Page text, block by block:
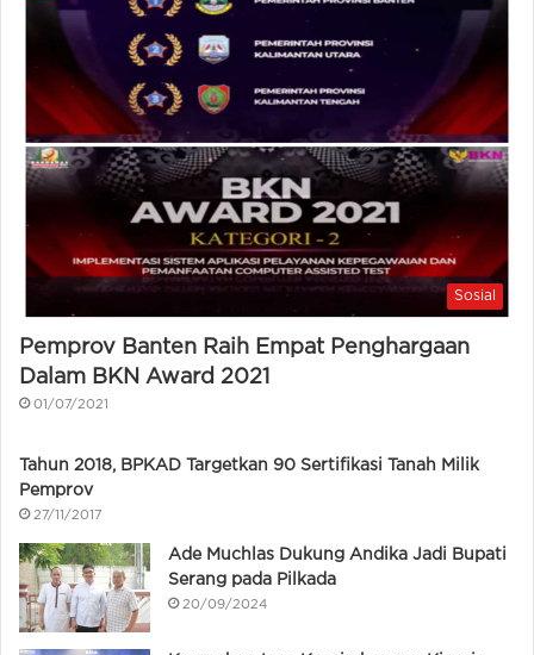
Sosial
Pemprov Banten Raih Empat Penghargaan
Dalam BKN Award 2021
01/07/2021
Tahun 2018, BPKAD Targetkan 90 Sertifikasi Tanah Milik
Pemprov
27/11/2017
Ade Muchlas Dukung Andika Jadi Bupati
Serang pada Pilkada
20/09/2024